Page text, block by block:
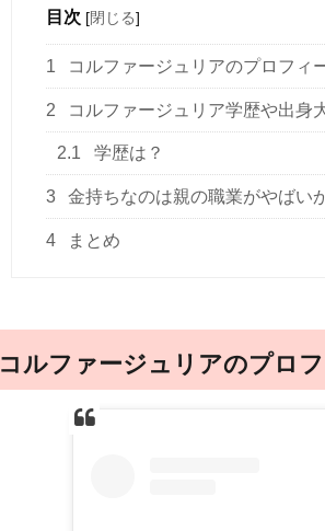
目次 [閉じる]
1 コルファージュリアのプロフィ
2 コルファージュリア学歴や出身
2.1 学歴は？
3 金持ちなのは親の職業がやばい
4 まとめ
コルファージュリアのプロ